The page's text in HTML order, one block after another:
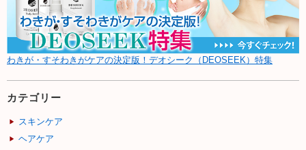
わきが・すそわきがケアの決定版！デオシーク（DEOSEEK）特集
カテゴリー
スキンケア
ヘアケア